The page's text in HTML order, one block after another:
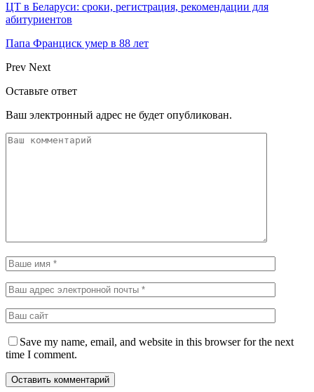
ЦТ в Беларуси: сроки, регистрация, рекомендации для
абитуриентов
Папа Франциск умер в 88 лет
Prev Next
Оставьте ответ
Ваш электронный адрес не будет опубликован.
Save my name, email, and website in this browser for the next
time I comment.